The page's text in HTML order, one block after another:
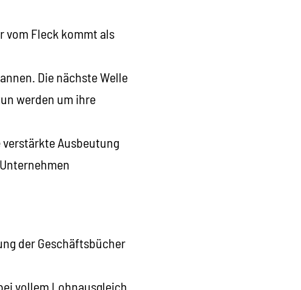
vom Fleck kommt als
Die nächste Welle
werden um ihre
Ausbeutung
der Geschäftsbücher
vollem Lohnausgleich.